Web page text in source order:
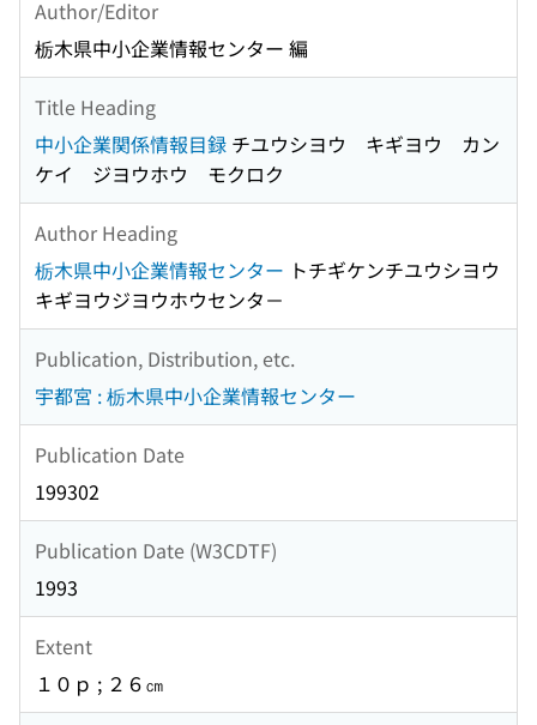
Author/Editor
栃木県中小企業情報センター 編
Title Heading
中小企業関係情報目録 チユウシヨウ キギヨウ カン
ケイ ジヨウホウ モクロク
Author Heading
栃木県中小企業情報センター トチギケンチユウシヨウ
キギヨウジヨウホウセンタ－
Publication, Distribution, etc.
宇都宮 : 栃木県中小企業情報センター
Publication Date
199302
Publication Date (W3CDTF)
1993
Extent
１０ｐ ; ２６㎝